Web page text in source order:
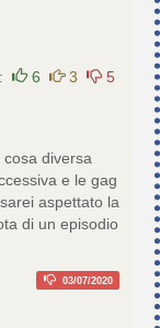
6 3 5
diversa
e le gag
aspettato la
di un episodio
03/07/2020